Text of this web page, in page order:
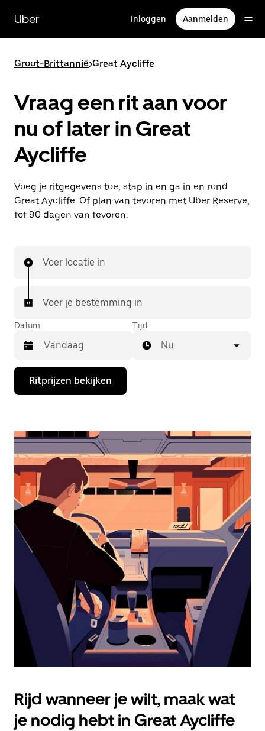
naar
hoofdinhoud
Uber Inloggen Aanmelden
Groot-Brittannië>Great Aycliffe
Vraag een rit aan voor
nu of later in Great
Aycliffe
Voeg je ritgegevens toe, stap in en ga in en rond
Great Aycliffe. Of plan van tevoren met Uber Reserve,
tot 90 dagen van tevoren.
Voer locatie in
Voer je bestemming in
Datum
Druk
de
de
te
openen
een
datum
te
selecteren.
Druk
Escape
agenda
te
sluiten.
Tijd
Nu
Ritprijzen bekijken
Rijd wanneer je wilt, maak wat
je nodig hebt in Great Aycliffe